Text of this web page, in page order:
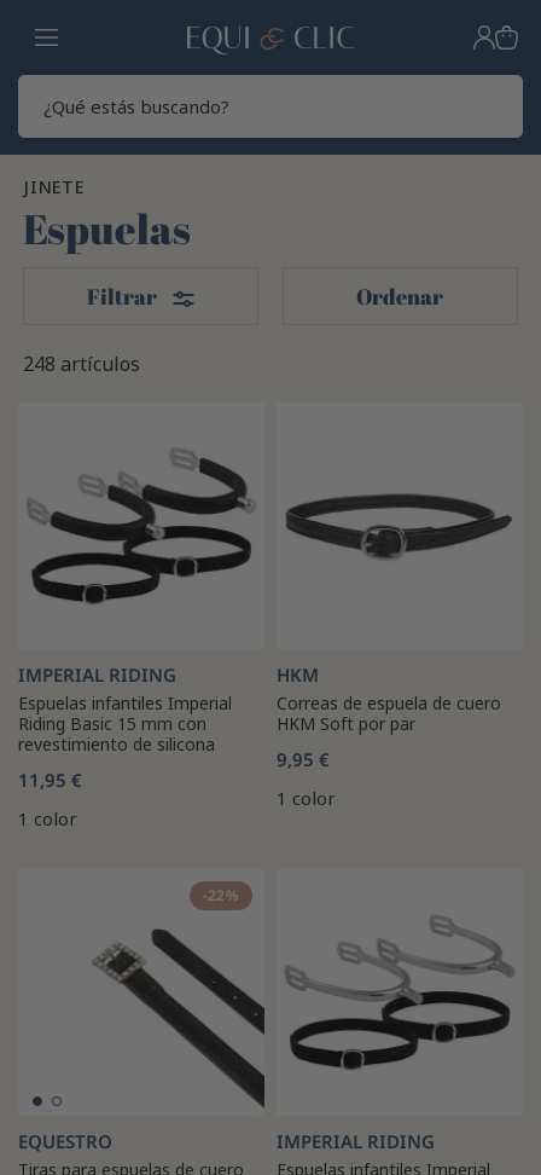
Hogar
JINETE
Espuelas
248 artículos
Filtrar Filtros Ordenar
IMPERIAL RIDING
Espuelas infantiles Imperial
Riding Basic 15 mm con
revestimiento de silicona
11,95 €
1 color
HKM
Correas de espuela de cuero
HKM Soft por par
9,95 €
1 color
-22%
EQUESTRO
Tiras para espuelas de cuero
IMPERIAL RIDING
Espuelas infantiles Imperial